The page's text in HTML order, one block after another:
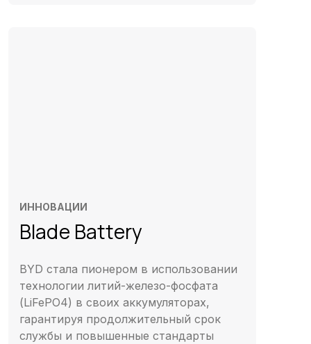
ИННОВАЦИИ
Blade Battery
BYD стала пионером в использовании
технологии литий-железо-фосфата
(LiFePO4) в своих аккумуляторах,
гарантируя продолжительный срок
службы и повышенные стандарты